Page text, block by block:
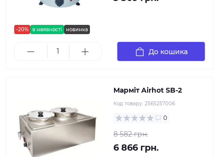
-20% в наявності новинка
До кошика
Марміт Airhot SB-2
Код товару: 2565257006
0
8 582 грн.
6 866 грн.